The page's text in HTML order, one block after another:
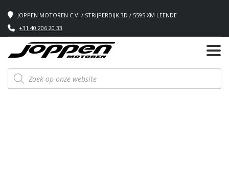
JOPPEN MOTOREN C.V. / STRIJPERDIJK 3D / 5595 XM LEENDE
+31 40 206 20 33
Producten
zoeken